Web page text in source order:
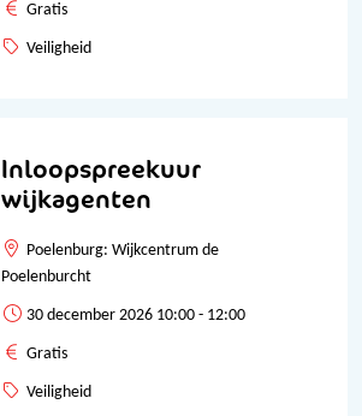
Gratis
Veiligheid
Inloopspreekuur
wijkagenten
Poelenburg: Wijkcentrum de
Poelenburcht
30 december 2026 10:00 - 12:00
Gratis
Veiligheid